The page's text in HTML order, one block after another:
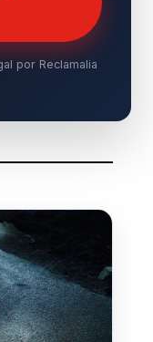
por Reclamalia